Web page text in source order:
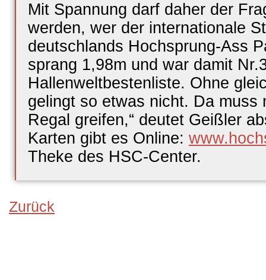
Mit Spannung darf daher der
werden, wer der internationale
deutschlands Hochsprung-Ass
sprang 1,98m und war damit
Hallenweltbestenliste. Ohne
gelingt so etwas nicht. Da muss
Regal greifen,“ deutet Geißler
Karten gibt es Online:
Theke des HSC-Center.
Zurück